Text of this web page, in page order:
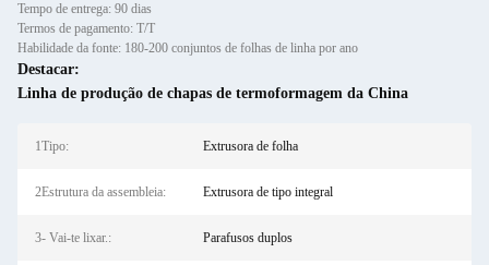
Tempo de entrega: 90 dias
Termos de pagamento: T/T
Habilidade da fonte: 180-200 conjuntos de folhas de linha por ano
Destacar:
Linha de produção de chapas de termoformagem da China
1Tipo: Extrusora de folha
2Estrutura da assembleia: Extrusora de tipo integral
3- Vai-te lixar.: Parafusos duplos